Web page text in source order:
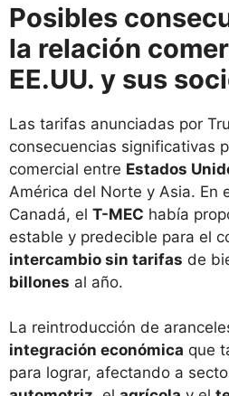
Posibles
la relación
EE.UU. y sus
Las tarifas anunciadas por
consecuencias significativas
comercial entre Estados
América del Norte y Asia. En
Canadá, el T-MEC había
estable y predecible para el
intercambio sin tarifas de
billones al año.
La reintroducción de
integración económica que
para lograr, afectando a